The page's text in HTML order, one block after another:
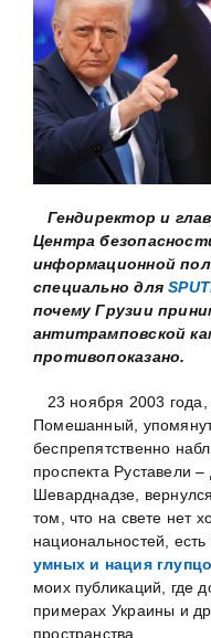
Гендиректор и
Центра
информационной
специально для
почему Грузии
антитрамповской
противопоказано.
23 ноября 2003
Помешанный,
беспрепятственно
проспекта Руставели
Шеварднадзе,
том, что на свете нет
национальностей,
умных и нация
моих публикаций, где
примерах Украины и
пространства.